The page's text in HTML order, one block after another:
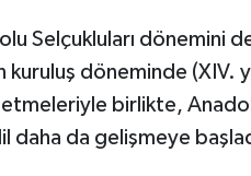
Selçukluları dönemini
kuruluş döneminde (XIV.
birlikte,
daha da gelişmeye